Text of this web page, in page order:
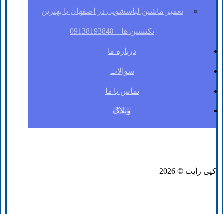
تعمیر ماشین لباسشویی در اصفهان با بهترین
تکنسین ها – 09138193848
درباره ما
سوالات
تماس با ما
وبلاگ
کپی رایت © 2026